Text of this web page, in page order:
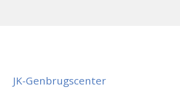
JK-Genbrugscenter